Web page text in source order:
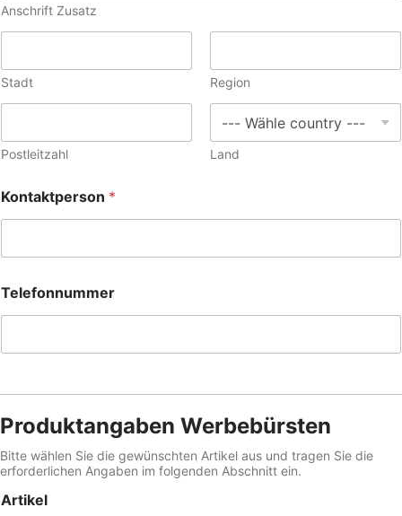
Anschrift Zusatz
Stadt Region
Postleitzahl Land
Kontaktperson *
Telefonnummer
Produktangaben Werbebürsten
Bitte wählen Sie die gewünschten Artikel aus und tragen Sie die
erforderlichen Angaben im folgenden Abschnitt ein.
Artikel